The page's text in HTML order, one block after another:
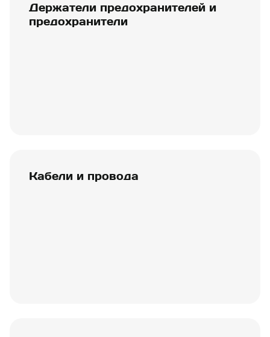
Держатели предохранителей и
предохранители
Кабели и провода